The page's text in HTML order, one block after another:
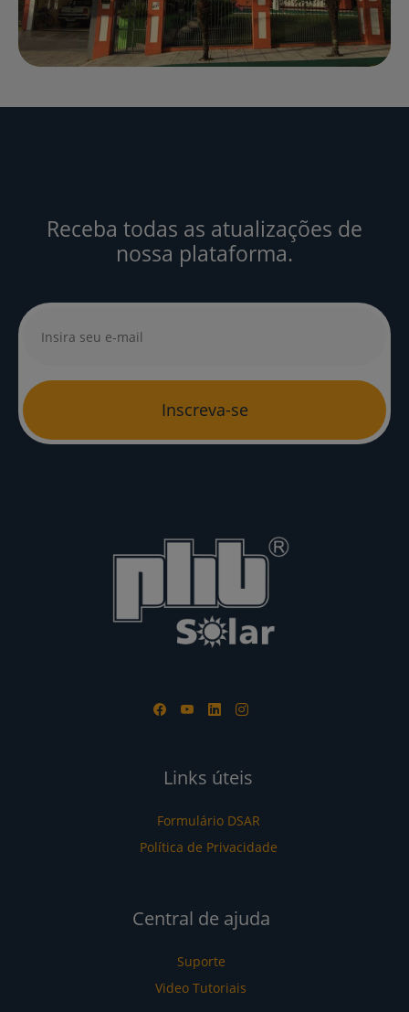
Receba todas as atualizações de
nossa plataforma.
Inscreva-se
Links úteis
Formulário DSAR
Política de Privacidade
Central de ajuda
Suporte
Video Tutoriais